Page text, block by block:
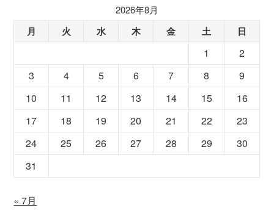
2026年8月
月 火 水 木 金 土 日
1
2
3
4 5 6 7 8
9
10
11 12 13 14 15
16
17
18 19 20 21 22
23
24
25 26 27 28 29
30
31
« 7月